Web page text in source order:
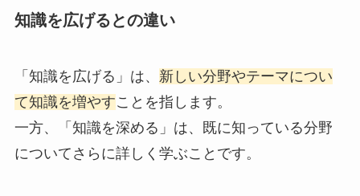
知識を広げるとの違い
「知識を広げる」は、 新しい分野やテーマについ
て知識を増やすことを指します。
一方、「知識を深める」は、既に知っている分野
についてさらに詳しく学ぶことです。